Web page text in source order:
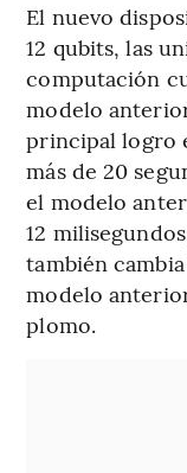
El nuevo
12 qubits, las
computación
modelo
principal logro
más de 20
el modelo
12
también
modelo
plomo.